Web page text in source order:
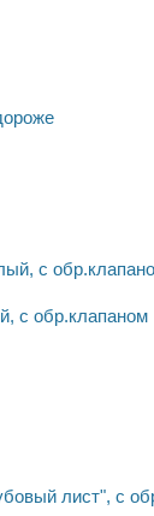
с обр.клапаном